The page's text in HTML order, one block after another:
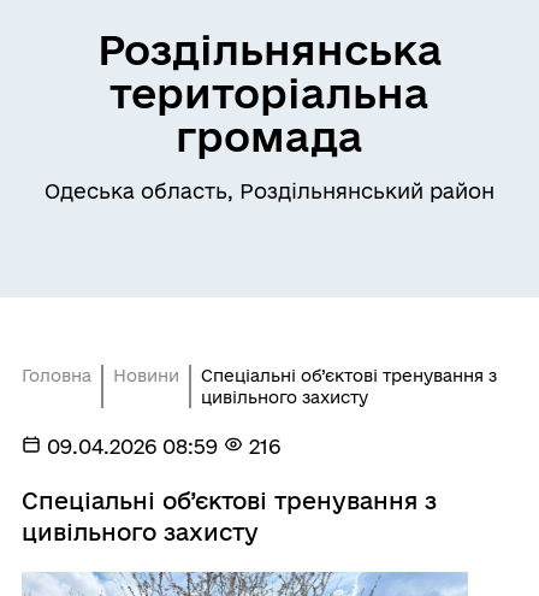
Роздільнянська
територіальна
громада
Одеська область, Роздільнянський район
Головна Новини
Спеціальні об’єктові тренування з
цивільного захисту
09.04.2026 08:59 216
Спеціальні об’єктові тренування з
цивільного захисту